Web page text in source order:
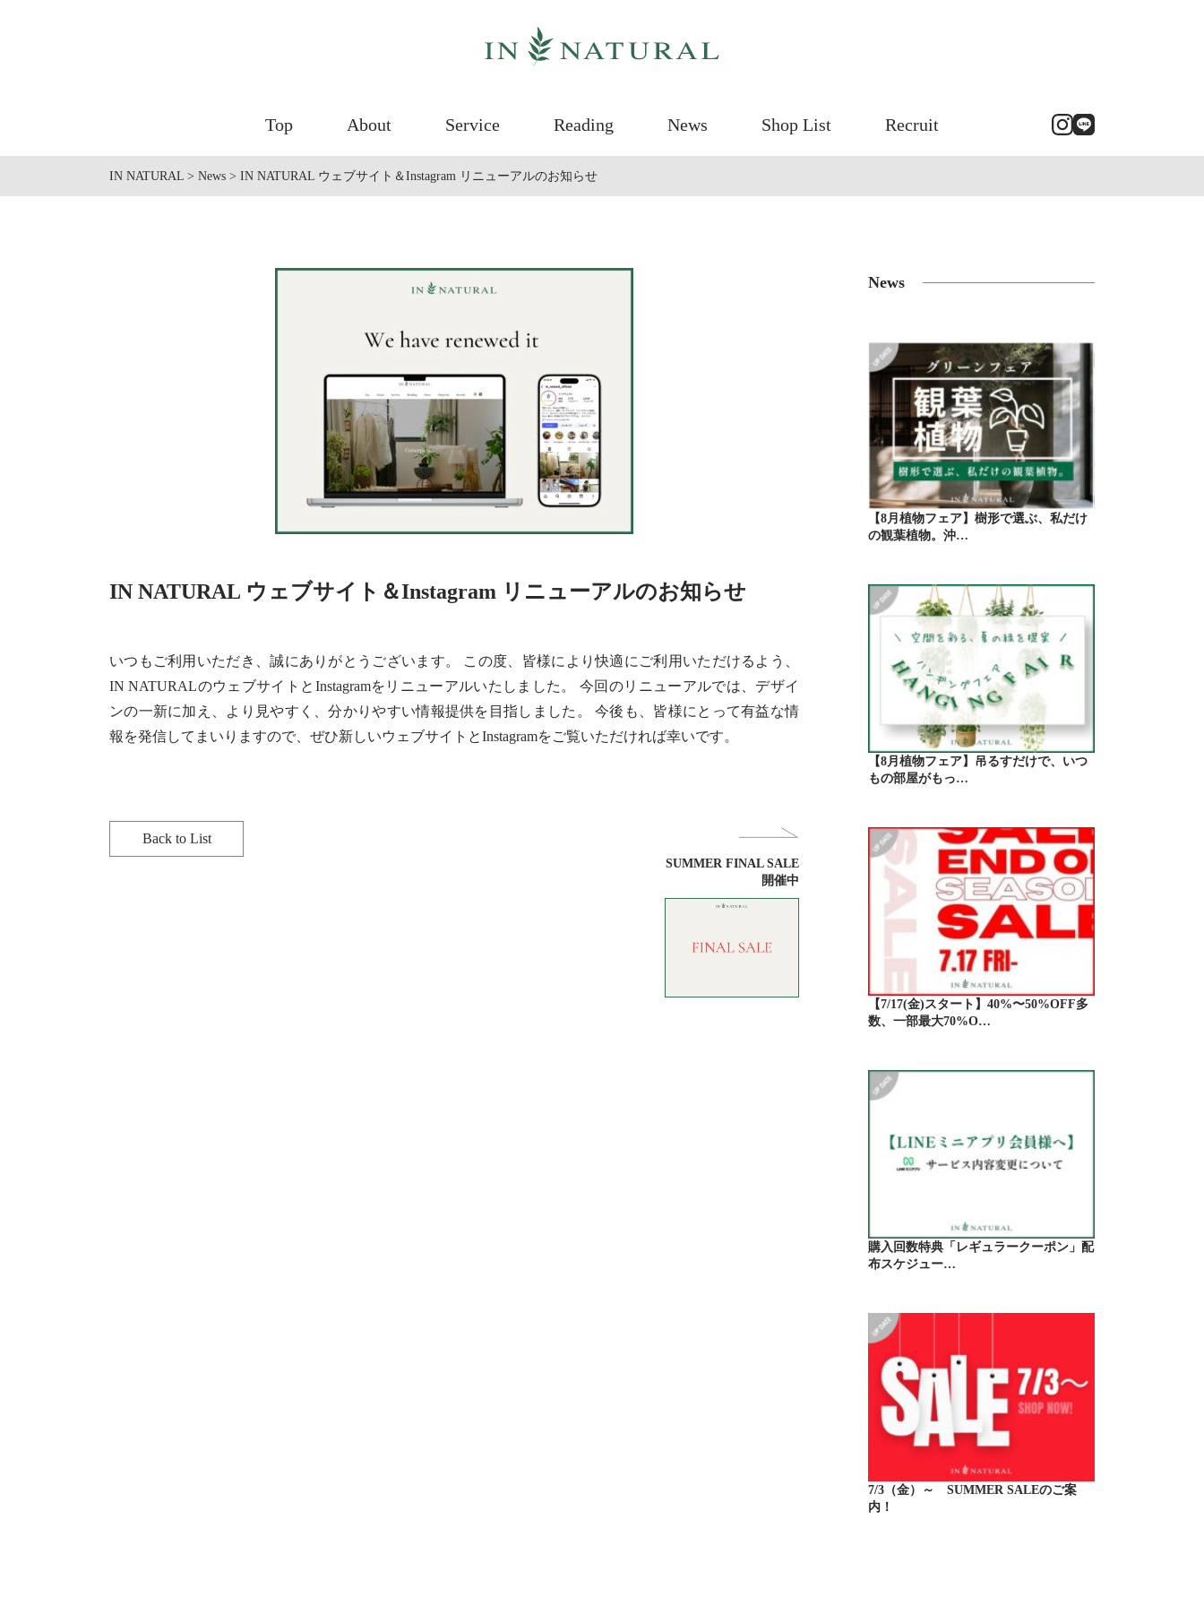
Top About Service Reading News Shop List Recruit
IN NATURAL > News > IN NATURAL ウェブサイト＆Instagram リニューアルのお知らせ
IN NATURAL ウェブサイト＆Instagram リニューアルのお知らせ
いつもご利用いただき、誠にありがとうございます。 この度、皆様により快適にご利用いただけるよう、
IN NATURALのウェブサイトとInstagramをリニューアルいたしました。 今回のリニューアルでは、デザイ
ンの一新に加え、より見やすく、分かりやすい情報提供を目指しました。 今後も、皆様にとって有益な情
報を発信してまいりますので、ぜひ新しいウェブサイトとInstagramをご覧いただければ幸いです。
Back to List
SUMMER FINAL SALE
開催中
News
【8月植物フェア】樹形で選ぶ、私だけ
の観葉植物。沖…
【8月植物フェア】吊るすだけで、いつ
もの部屋がもっ…
【7/17(金)スタート】40%〜50%OFF多
数、一部最大70%O…
購入回数特典「レギュラークーポン」配
布スケジュー…
7/3（金）～ SUMMER SALEのご案
内！